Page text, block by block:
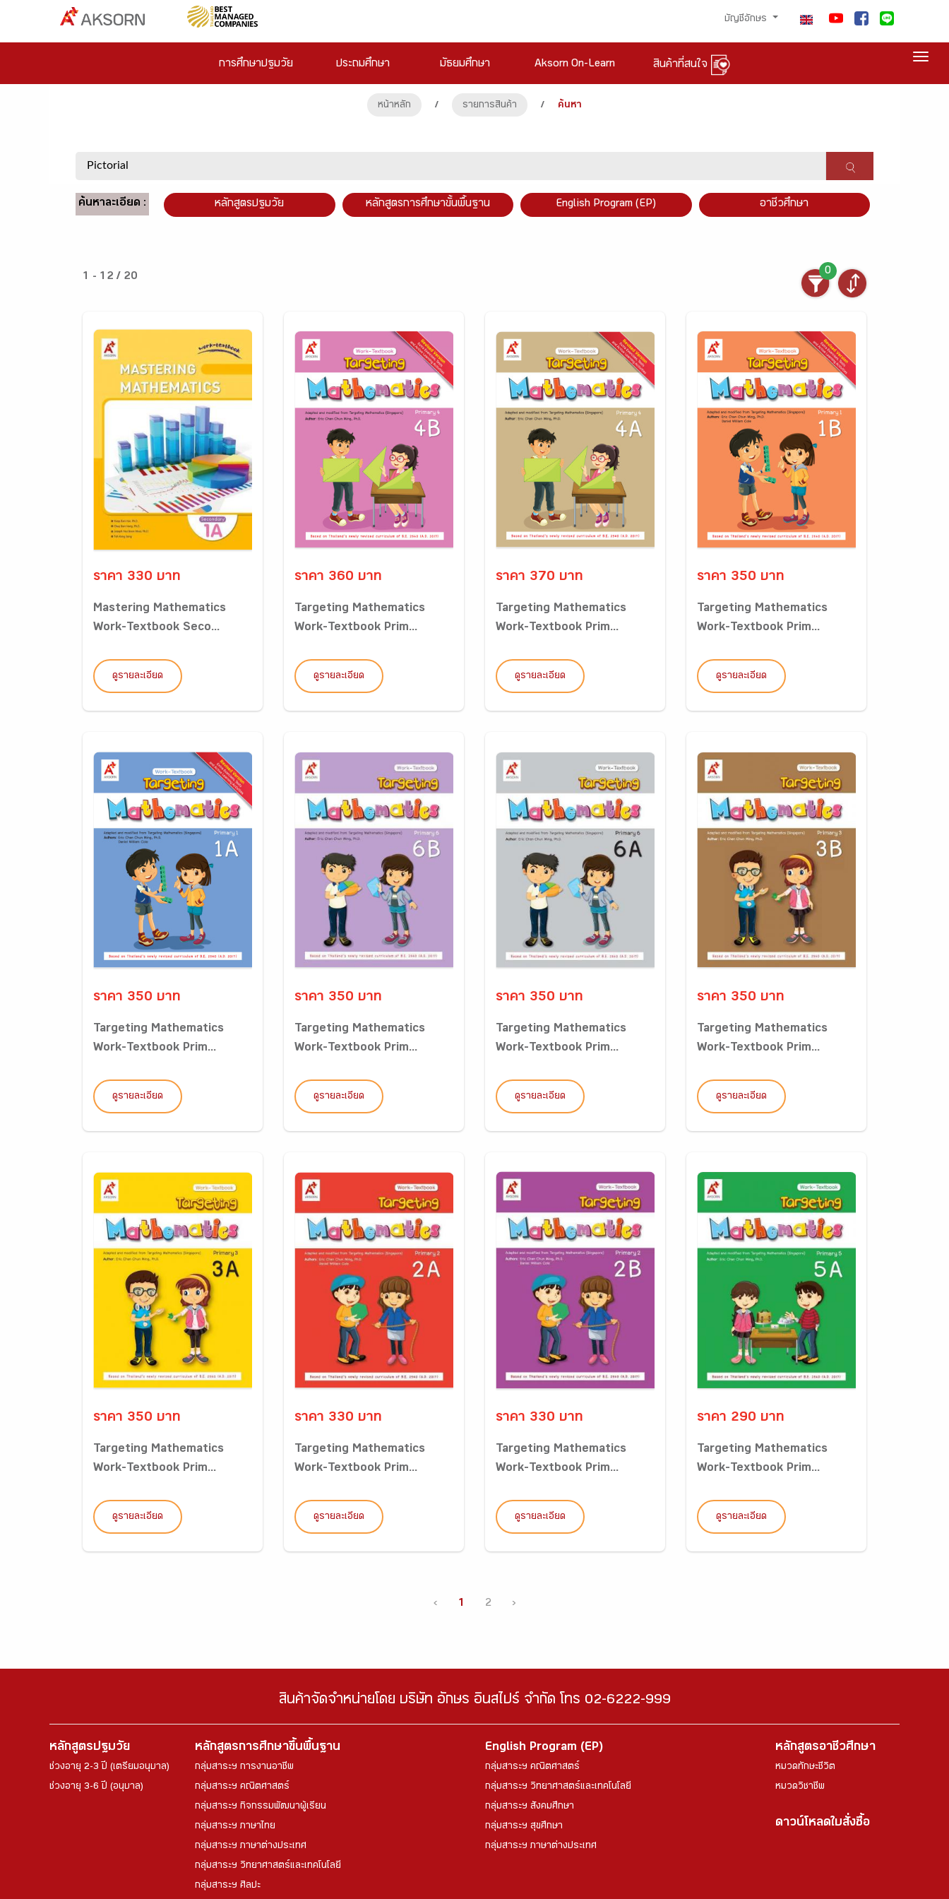
บัญชีอักษร
การศึกษาปฐมวัย ประถมศึกษา มัธยมศึกษา Aksorn On-Learn สินค้าที่สนใจ
หน้าหลัก / รายการสินค้า / ค้นหา
ค้นหาละเอียด : หลักสูตรปฐมวัย หลักสูตรการศึกษาขั้นพื้นฐาน English Program (EP) อาชีวศึกษา
1 - 12 / 20
0
ราคา 330 บาท
Mastering Mathematics
Work-Textbook Seco...
ดูรายละเอียด
ราคา 360 บาท
Targeting Mathematics
Work-Textbook Prim...
ดูรายละเอียด
ราคา 370 บาท
Targeting Mathematics
Work-Textbook Prim...
ดูรายละเอียด
ราคา 350 บาท
Targeting Mathematics
Work-Textbook Prim...
ดูรายละเอียด
ราคา 350 บาท
Targeting Mathematics
Work-Textbook Prim...
ดูรายละเอียด
ราคา 350 บาท
Targeting Mathematics
Work-Textbook Prim...
ดูรายละเอียด
ราคา 350 บาท
Targeting Mathematics
Work-Textbook Prim...
ดูรายละเอียด
ราคา 350 บาท
Targeting Mathematics
Work-Textbook Prim...
ดูรายละเอียด
ราคา 350 บาท
Targeting Mathematics
Work-Textbook Prim...
ดูรายละเอียด
ราคา 330 บาท
Targeting Mathematics
Work-Textbook Prim...
ดูรายละเอียด
ราคา 330 บาท
Targeting Mathematics
Work-Textbook Prim...
ดูรายละเอียด
ราคา 290 บาท
Targeting Mathematics
Work-Textbook Prim...
ดูรายละเอียด
‹ 1 2 ›
สินค้าจัดจำหน่ายโดย บริษัท อักษร อินสไปร์ จำกัด โทร 02-6222-999
หลักสูตรปฐมวัย
ช่วงอายุ 2-3 ปี (เตรียมอนุบาล)
ช่วงอายุ 3-6 ปี (อนุบาล)
หลักสูตรการศึกษาขึ้นพื้นฐาน
กลุ่มสาระฯ การงานอาชีพ
กลุ่มสาระฯ คณิตศาสตร์
กลุ่มสาระฯ กิจกรรมพัฒนาผู้เรียน
กลุ่มสาระฯ ภาษาไทย
กลุ่มสาระฯ ภาษาต่างประเทศ
กลุ่มสาระฯ วิทยาศาสตร์และเทคโนโลยี
กลุ่มสาระฯ ศิลปะ
English Program (EP)
กลุ่มสาระฯ คณิตศาสตร์
กลุ่มสาระฯ วิทยาศาสตร์และเทคโนโลยี
กลุ่มสาระฯ สังคมศึกษา
กลุ่มสาระฯ สุขศึกษา
กลุ่มสาระฯ ภาษาต่างประเทศ
หลักสูตรอาชีวศึกษา
หมวดทักษะชีวิต
หมวดวิชาชีพ
ดาวน์โหลดใบสั่งซื้อ